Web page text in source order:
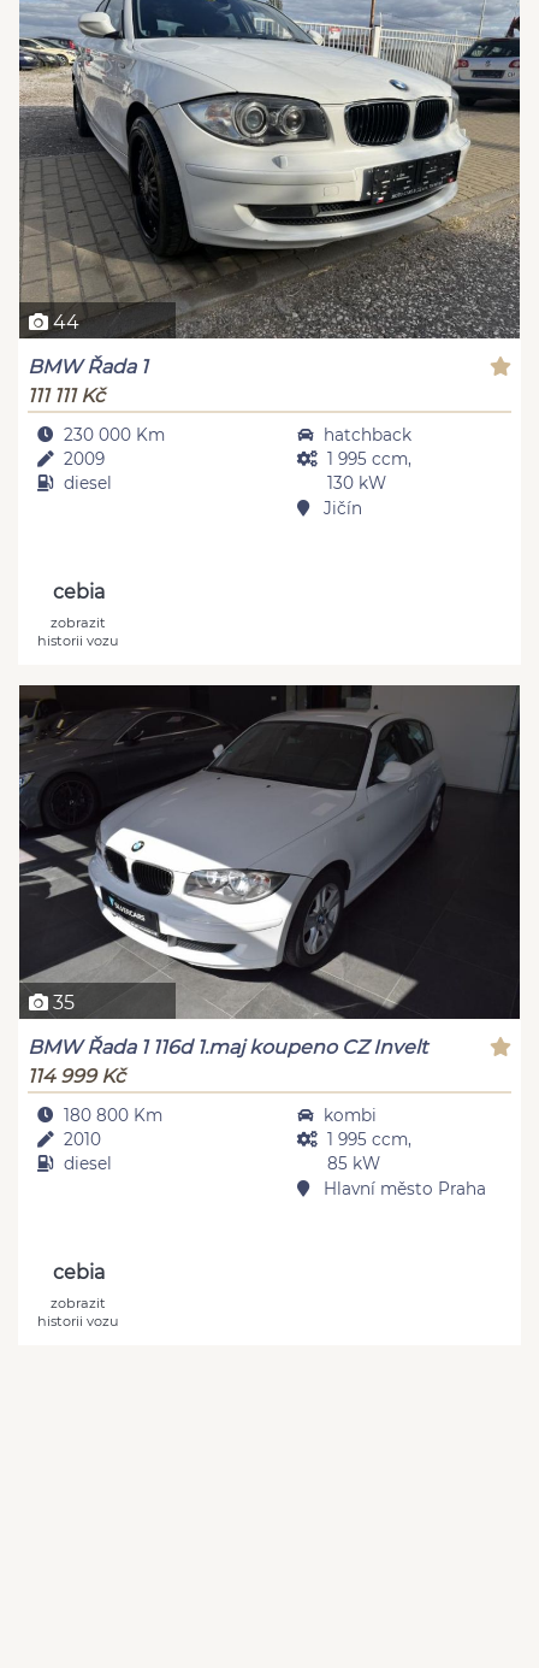
44
BMW Řada 1
111 111 Kč
230 000 Km
2009
diesel
hatchback
1 995 ccm,
130 kW
Jičín
cebia
zobrazit
historii vozu
35
BMW Řada 1 116d 1.maj koupeno CZ Invelt
114 999 Kč
180 800 Km
2010
diesel
kombi
1 995 ccm,
85 kW
Hlavní město Praha
cebia
zobrazit
historii vozu